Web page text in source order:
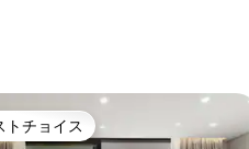
のゲストチョイスです。
トチョイス